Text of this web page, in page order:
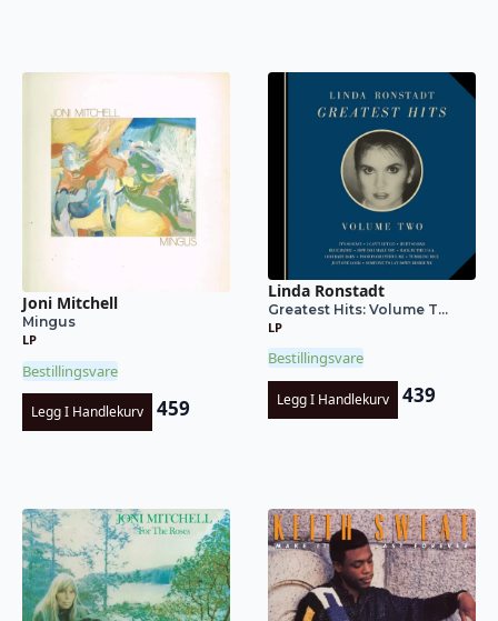
Joni Mitchell
Mingus
LP
Bestillingsvare
Legg I Handlekurv 459
Linda Ronstadt
Greatest Hits: Volume T...
LP
Bestillingsvare
Legg I Handlekurv 439